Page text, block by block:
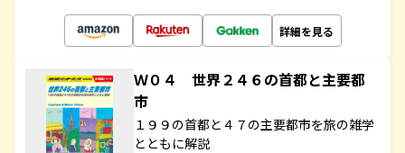
詳細を見る
Ｗ０４ 世界２４６の首都と主要都
市
１９９の首都と４７の主要都市を旅の雑学
とともに解説